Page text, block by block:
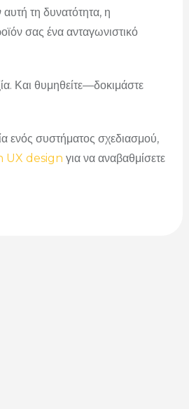
τη δυνατότητα, η
σας ένα ανταγωνιστικό
Και θυμηθείτε—δοκιμάστε
ενός συστήματος σχεδιασμού,
UX design για να αναβαθμίσετε